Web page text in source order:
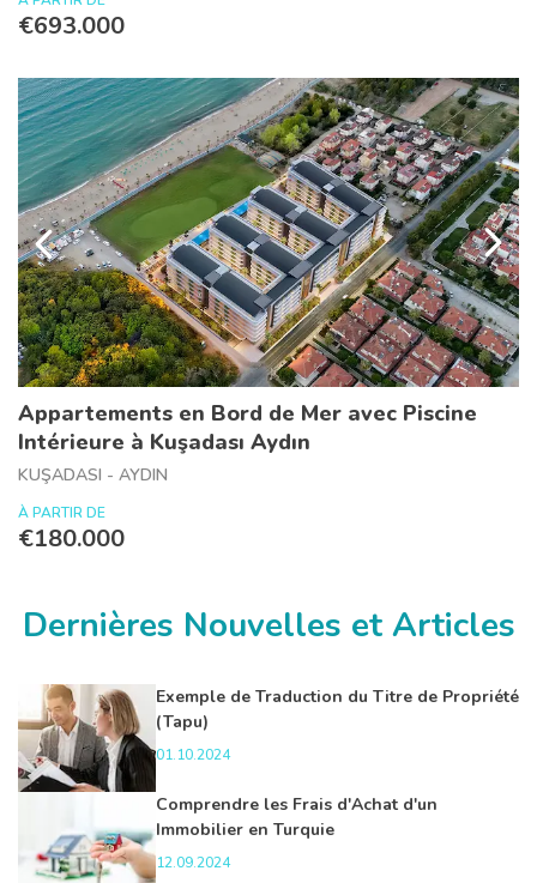
€693.000
Appartements en Bord de Mer avec Piscine
Intérieure à Kuşadası Aydın
KUŞADASI - AYDIN
À PARTIR DE
€180.000
Dernières Nouvelles et Articles
Exemple de Traduction du Titre de Propriété
(Tapu)
01.10.2024
Comprendre les Frais d'Achat d'un
Immobilier en Turquie
12.09.2024